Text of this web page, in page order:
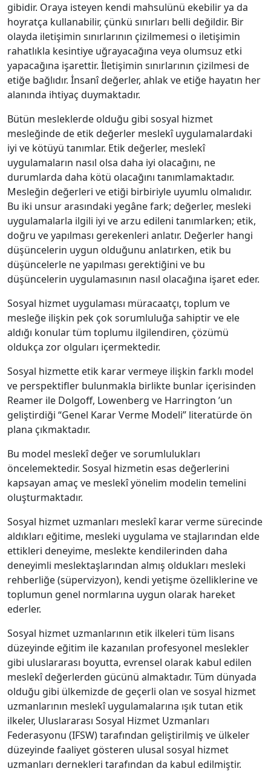
gibidir. Oraya isteyen kendi mahsulünü ekebilir ya da
hoyratça kullanabilir, çünkü sınırları belli değildir. Bir
olayda iletişimin sınırlarının çizilmemesi o iletişimin
rahatlıkla kesintiye uğrayacağına veya olumsuz etki
yapacağına işarettir. İletişimin sınırlarının çizilmesi de
etiğe bağlıdır. İnsanî değerler, ahlak ve etiğe hayatın her
alanında ihtiyaç duymaktadır.
Bütün mesleklerde olduğu gibi sosyal hizmet
mesleğinde de etik değerler meslekî uygulamalardaki
iyi ve kötüyü tanımlar. Etik değerler, meslekî
uygulamaların nasıl olsa daha iyi olacağını, ne
durumlarda daha kötü olacağını tanımlamaktadır.
Mesleğin değerleri ve etiği birbiriyle uyumlu olmalıdır.
Bu iki unsur arasındaki yegâne fark; değerler, mesleki
uygulamalarla ilgili iyi ve arzu edileni tanımlarken; etik,
doğru ve yapılması gerekenleri anlatır. Değerler hangi
düşüncelerin uygun olduğunu anlatırken, etik bu
düşüncelerle ne yapılması gerektiğini ve bu
düşüncelerin uygulamasının nasıl olacağına işaret eder.
Sosyal hizmet uygulaması müracaatçı, toplum ve
mesleğe ilişkin pek çok sorumluluğa sahiptir ve ele
aldığı konular tüm toplumu ilgilendiren, çözümü
oldukça zor olguları içermektedir.
Sosyal hizmette etik karar vermeye ilişkin farklı model
ve perspektifler bulunmakla birlikte bunlar içerisinden
Reamer ile Dolgoff, Lowenberg ve Harrington ’un
geliştirdiği “Genel Karar Verme Modeli” literatürde ön
plana çıkmaktadır.
Bu model meslekî değer ve sorumlulukları
öncelemektedir. Sosyal hizmetin esas değerlerini
kapsayan amaç ve meslekî yönelim modelin temelini
oluşturmaktadır.
Sosyal hizmet uzmanları meslekî karar verme sürecinde
aldıkları eğitime, mesleki uygulama ve stajlarından elde
ettikleri deneyime, meslekte kendilerinden daha
deneyimli meslektaşlarından almış oldukları mesleki
rehberliğe (süpervizyon), kendi yetişme özelliklerine ve
toplumun genel normlarına uygun olarak hareket
ederler.
Sosyal hizmet uzmanlarının etik ilkeleri tüm lisans
düzeyinde eğitim ile kazanılan profesyonel meslekler
gibi uluslararası boyutta, evrensel olarak kabul edilen
meslekî değerlerden gücünü almaktadır. Tüm dünyada
olduğu gibi ülkemizde de geçerli olan ve sosyal hizmet
uzmanlarının meslekî uygulamalarına ışık tutan etik
ilkeler, Uluslararası Sosyal Hizmet Uzmanları
Federasyonu (IFSW) tarafından geliştirilmiş ve ülkeler
düzeyinde faaliyet gösteren ulusal sosyal hizmet
uzmanları dernekleri tarafından da kabul edilmiştir.